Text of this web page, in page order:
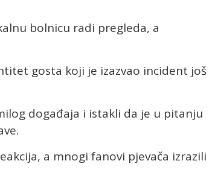
bolnicu radi pregleda, a
gosta koji je izazvao incident još
događaja i istakli da je u pitanju
a mnogi fanovi pjevača izrazili